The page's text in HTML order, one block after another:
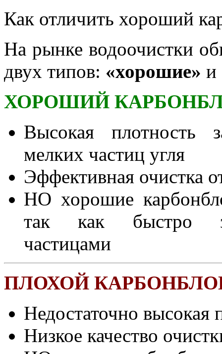
Как отличить хороший
На рынке водоочистки
двух типов: «хорошие» и
ХОРОШИЙ
Высокая плотность
мелких частиц угля
Эффективная очистка
НО хорошие
так как быстро
частицами
ПЛОХОЙ
Недостаточно высокая
Низкое качество